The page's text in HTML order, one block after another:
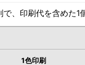
で、印刷代を含めた
1色印刷